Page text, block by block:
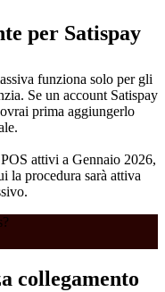
per Satispay
funziona solo per gli
Se un account Satispay
prima aggiungerlo
attivi a Gennaio 2026,
la procedura sarà attiva
collegamento